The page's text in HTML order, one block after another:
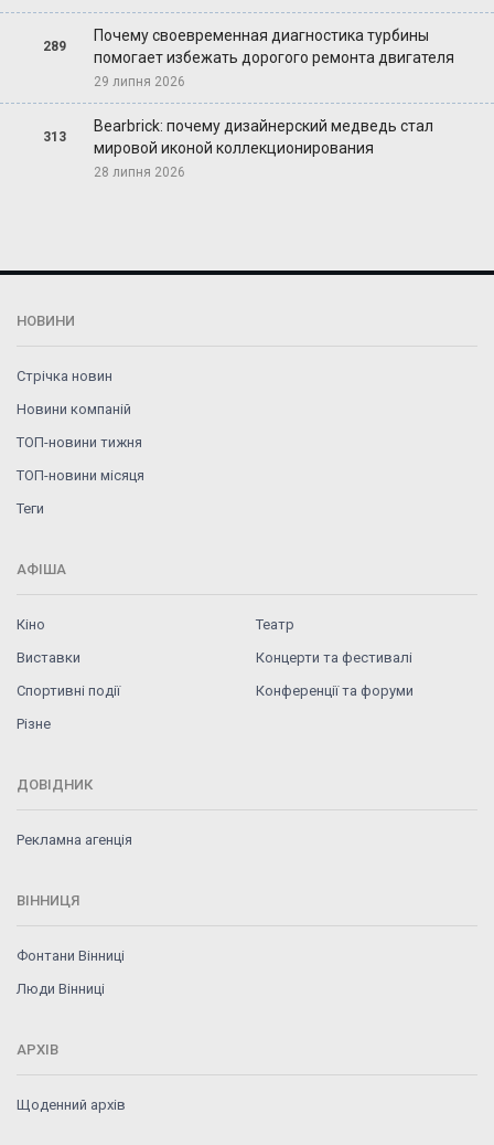
289
Почему своевременная диагностика турбины
помогает избежать дорогого ремонта двигателя
29 липня 2026
313
Bearbrick: почему дизайнерский медведь стал
мировой иконой коллекционирования
28 липня 2026
НОВИНИ
Стрічка новин
Новини компаній
ТОП-новини тижня
ТОП-новини місяця
Теги
АФІША
Кіно
Театр
Виставки
Концерти та фестивалі
Спортивні події
Конференції та форуми
Різне
ДОВІДНИК
Рекламна агенція
ВІННИЦЯ
Фонтани Вінниці
Люди Вінниці
АРХІВ
Щоденний архів